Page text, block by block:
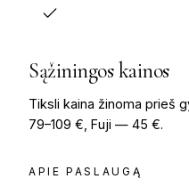
Sąžiningos kainos
Tiksli kaina žinoma prieš
79–109 €, Fuji — 45 €.
APIE PASLAUGĄ